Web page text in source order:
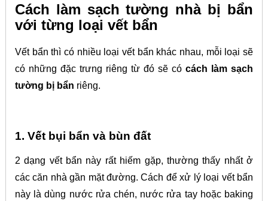
Cách làm sạch tường nhà bị bẩn
với từng loại vết bẩn
Vết bẩn thì có nhiều loại vết bẩn khác nhau, mỗi loại sẽ
có những đặc trưng riêng từ đó sẽ cócách làm sạch
tường bị bẩn riêng.
1. Vết bụi bẩn và bùn đất
2 dạng vết bẩn này rất hiếm gặp, thường thấy nhất ở
các căn nhà gần mặt đường. Cách để xử lý loại vết bẩn
này là dùng nước rửa chén, nước rửa tay hoặc baking